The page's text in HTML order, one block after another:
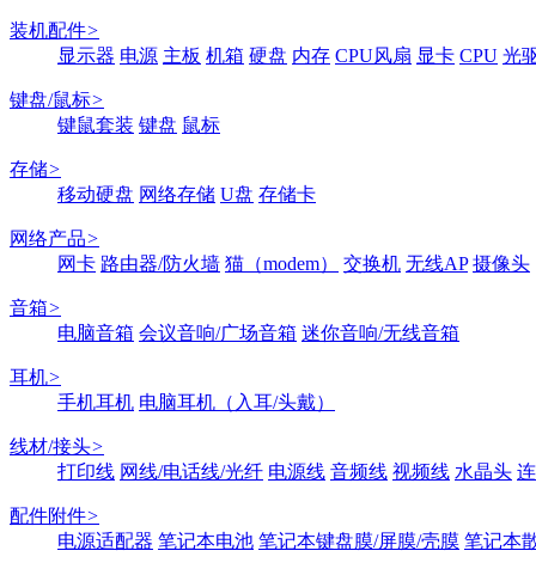
装机配件>
显示器 电源 主板 机箱 硬盘 内存 CPU风扇 显卡 CPU 光
键盘/鼠标>
键鼠套装 键盘 鼠标
存储>
移动硬盘 网络存储 U盘 存储卡
网络产品>
网卡 路由器/防火墙 猫（modem） 交换机 无线AP 摄像头
音箱>
电脑音箱 会议音响/广场音箱 迷你音响/无线音箱
耳机>
手机耳机 电脑耳机（入耳/头戴）
线材/接头>
打印线 网线/电话线/光纤 电源线 音频线 视频线 水晶头
配件附件>
电源适配器 笔记本电池 笔记本键盘膜/屏膜/壳膜 笔记本